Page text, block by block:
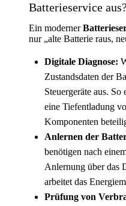
Batterieservice aus?
Ein moderner
nur „alte Batterie raus,
Digitale Diagnose:
Zustandsdaten der
Steuergeräte aus.
eine Tiefentladung
Komponenten
Anlernen der
benötigen nach
Anlernung über das
arbeitet das
Prüfung von